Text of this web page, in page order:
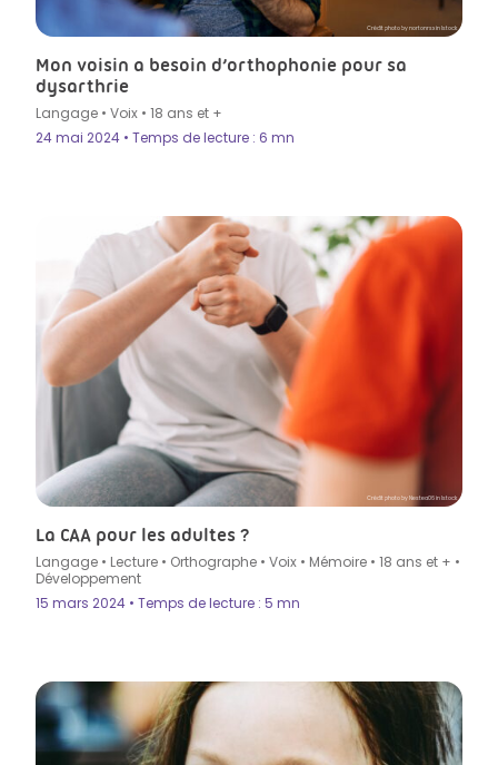
Crédit photo by nortonrsx in Istock
Mon voisin a besoin d’orthophonie pour sa
dysarthrie
Langage • Voix • 18 ans et +
24 mai 2024 • Temps de lecture : 6 mn
Crédit photo by Nestea06 in Istock
La CAA pour les adultes ?
Langage • Lecture • Orthographe • Voix • Mémoire • 18 ans et + •
Développement
15 mars 2024 • Temps de lecture : 5 mn